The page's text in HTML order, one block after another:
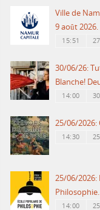
Ville de
9 août 2026.
15:51
30/06/26:
Blanche!
14:00
25/06/2026:
14:30
25/06/2026:
Philosophie.
14:00